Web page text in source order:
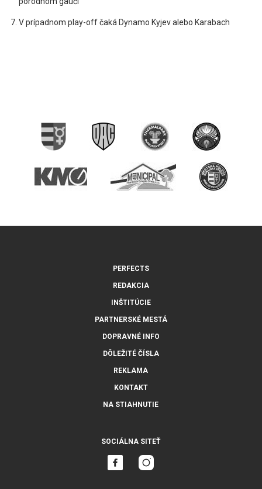
V prípadnom play-off čaká Dynamo Kyjev alebo Karabach
PERFECTS
REDAKCIA
INŠTITÚCIE
PARTNERSKÉ MESTÁ
DOPRAVNÉ INFO
DÔLEŽITÉ ČÍSLA
REKLAMA
KONTAKT
NA STIAHNUTIE
SOCIÁLNA SITEŤ